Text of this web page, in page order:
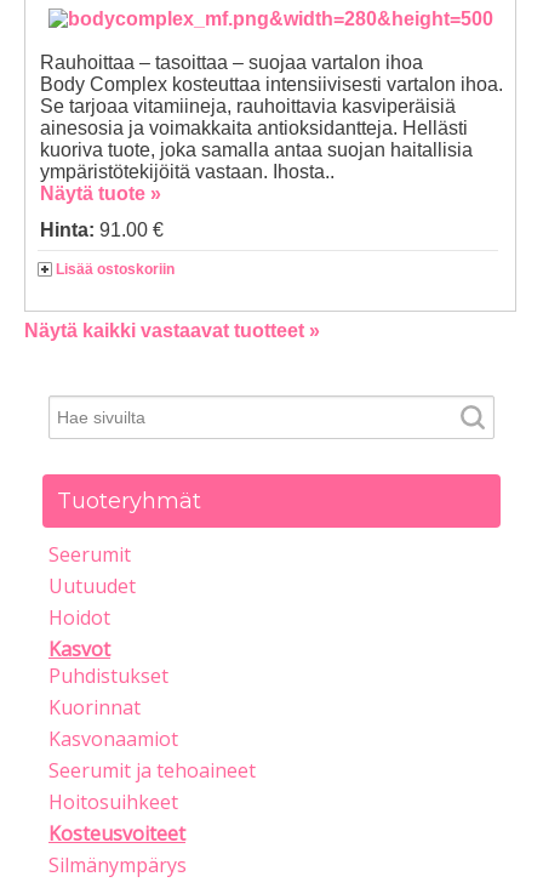
Rauhoittaa – tasoittaa – suojaa vartalon ihoa
Body Complex kosteuttaa intensiivisesti vartalon ihoa.
Se tarjoaa vitamiineja, rauhoittavia kasviperäisiä
ainesosia ja voimakkaita antioksidantteja. Hellästi
kuoriva tuote, joka samalla antaa suojan haitallisia
ympäristötekijöitä vastaan. Ihosta..
Näytä tuote »
Hinta: 91.00 €
Lisää ostoskoriin
Näytä kaikki vastaavat tuotteet »
Tuoteryhmät
Seerumit
Uutuudet
Hoidot
Kasvot
Puhdistukset
Kuorinnat
Kasvonaamiot
Seerumit ja tehoaineet
Hoitosuihkeet
Kosteusvoiteet
Silmänympärys